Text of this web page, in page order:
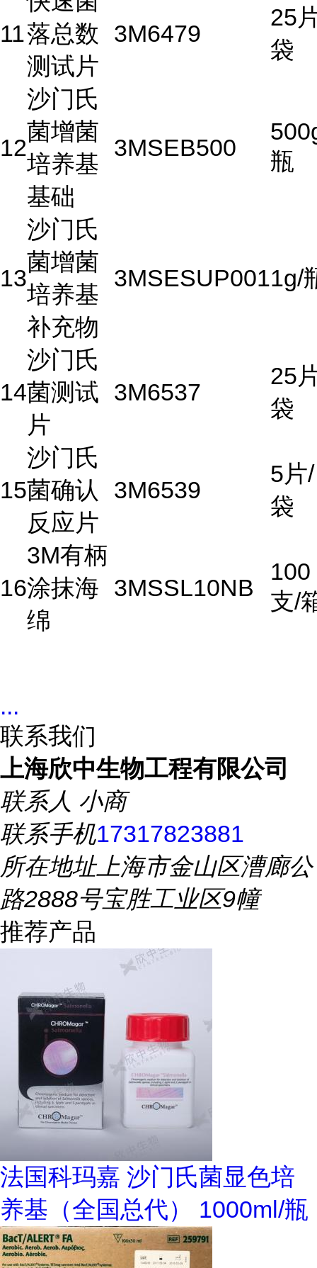
11落总数
测试片
3M6479
25
袋
12
沙门氏
菌增菌
培养基
基础
3MSEB500
瓶
13
沙门氏
菌增菌
培养基
补充物
3MSESUP0011g/
14
沙门氏
菌测试
片
3M6537
25
袋
15
沙门氏
菌确认
反应片
3M6539
5片/
袋
16
3M有柄
涂抹海
绵
3MSSL10NB
100
支/
...
联系我们
上海欣中生物工程有限公司
联系人 小商
联系手机17317823881
所在地址上海市金山区漕廊公
路2888号宝胜工业区9幢
推荐产品
法国科玛嘉 沙门氏菌显色培
养基（全国总代） 1000ml/瓶